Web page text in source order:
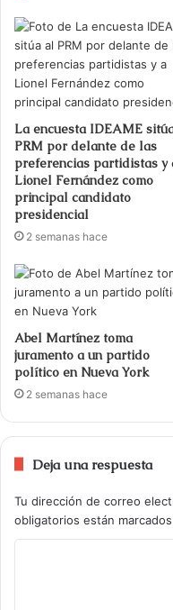
La encuesta IDEAME
PRM por delante de las
preferencias partidistas y
Lionel Fernández como
principal candidato
presidencial
2 semanas hace
Abel Martínez toma
juramento a un partido
político en Nueva York
2 semanas hace
Deja una respuesta
Tu dirección de correo
obligatorios están